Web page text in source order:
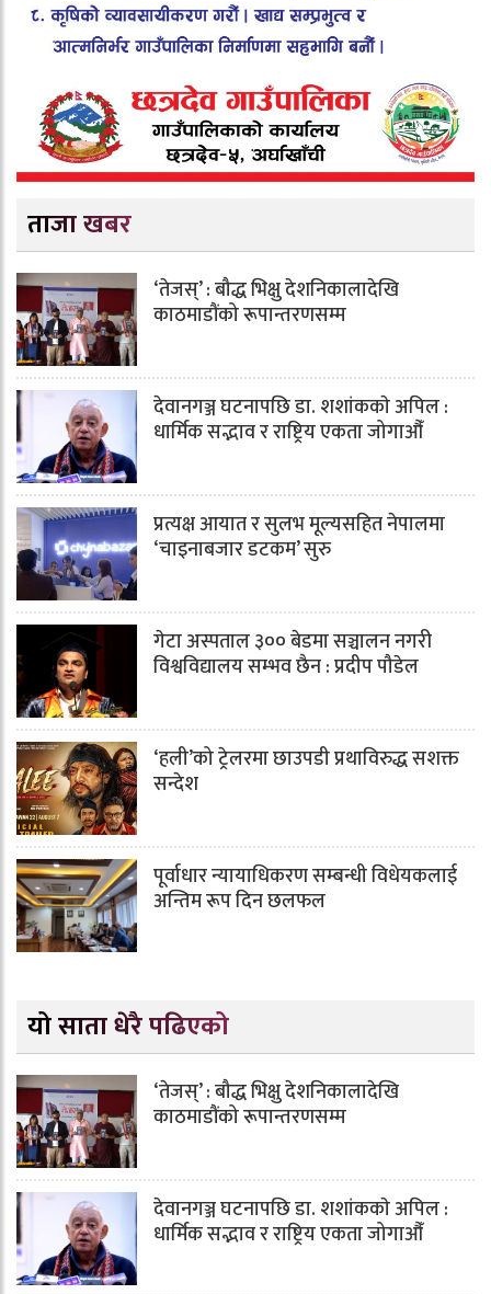
ताजा खबर
‘तेजस्’ : बौद्ध भिक्षु देशनिकालादेखि
काठमाडौंको रूपान्तरणसम्म
देवानगञ्ज घटनापछि डा. शशांककाे अपिल :
धार्मिक सद्भाव र राष्ट्रिय एकता जोगाऔँ
प्रत्यक्ष आयात र सुलभ मूल्यसहित नेपालमा
‘चाइनाबजार डटकम’ सुरु
गेटा अस्पताल ३०० बेडमा सञ्चालन नगरी
विश्वविद्यालय सम्भव छैन : प्रदीप पौडेल
‘हली’को ट्रेलरमा छाउपडी प्रथाविरुद्ध सशक्त
सन्देश
पूर्वाधार न्यायाधिकरण सम्बन्धी विधेयकलाई
अन्तिम रूप दिन छलफल
यो साता धेरै पढिएको
‘तेजस्’ : बौद्ध भिक्षु देशनिकालादेखि
काठमाडौंको रूपान्तरणसम्म
देवानगञ्ज घटनापछि डा. शशांककाे अपिल :
धार्मिक सद्भाव र राष्ट्रिय एकता जोगाऔँ